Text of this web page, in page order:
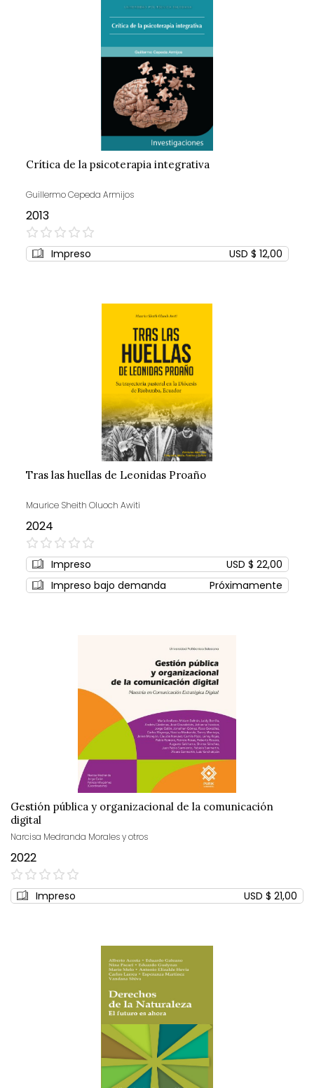
Crítica de la psicoterapia integrativa
Guillermo Cepeda Armijos
2013
0%
Impreso USD $ 12,00
Tras las huellas de Leonidas Proaño
Maurice Sheith Oluoch Awiti
2024
0%
Impreso
USD $ 22,00
Impreso bajo demanda
Próximamente
Gestión pública y organizacional de la comunicación
digital
Narcisa Medranda Morales y otros
2022
0%
Impreso USD $ 21,00